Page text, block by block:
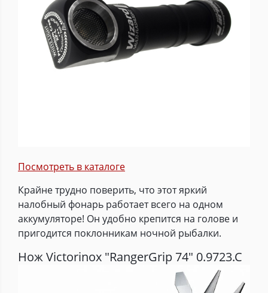
Посмотреть в каталоге
Крайне трудно поверить, что этот яркий
налобный фонарь работает всего на одном
аккумуляторе! Он удобно крепится на голове и
пригодится поклонникам ночной рыбалки.
Нож Victorinox "RangerGrip 74" 0.9723.C